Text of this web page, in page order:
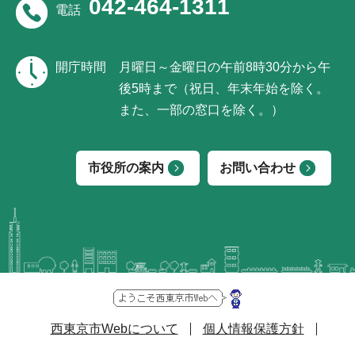
電話 042-464-1311
開庁時間
月曜日～金曜日の午前8時30分から午
後5時まで（祝日、年末年始を除く。
また、一部の窓口を除く。）
市役所の案内 お問い合わせ
西東京市Webについて 個人情報保護方針